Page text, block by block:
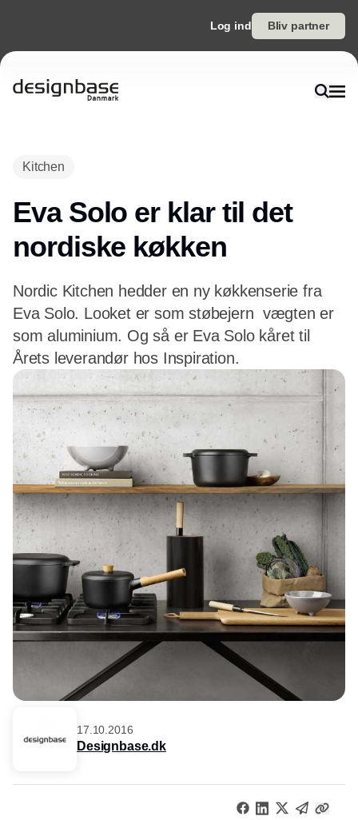
Log ind Bliv partner
Kitchen
Eva Solo er klar til det
nordiske køkken
Nordic Kitchen hedder en ny køkkenserie fra
Eva Solo. Looket er som støbejern  vægten er
som aluminium. Og så er Eva Solo kåret til
Årets leverandør hos Inspiration.
17.10.2016
Designbase.dk